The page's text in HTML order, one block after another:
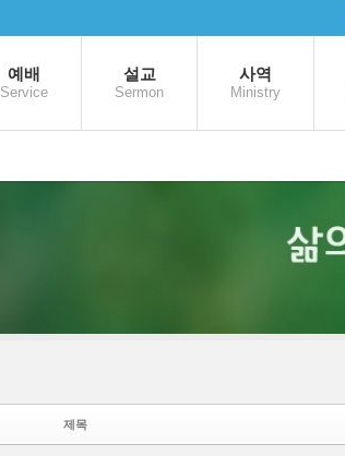
예배
Service
설교
Sermon
사역
Ministry
제목